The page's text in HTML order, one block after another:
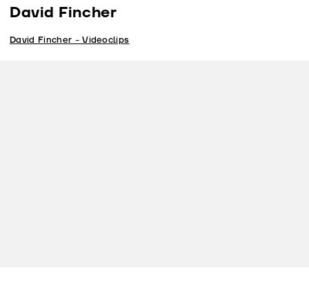
David Fincher
David Fincher - Videoclips